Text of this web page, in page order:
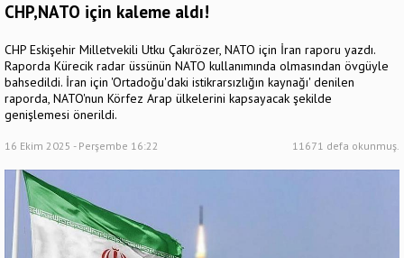
CHP,NATO için kaleme aldı!
CHP Eskişehir Milletvekili Utku Çakırözer, NATO için İran raporu yazdı.
Raporda Kürecik radar üssünün NATO kullanımında olmasından övgüyle
bahsedildi. İran için 'Ortadoğu'daki istikrarsızlığın kaynağı' denilen
raporda, NATO'nun Körfez Arap ülkelerini kapsayacak şekilde
genişlemesi önerildi.
16 Ekim 2025 - Perşembe 16:22 11671 defa okunmuş.